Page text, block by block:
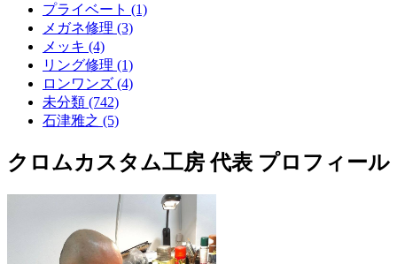
プライベート (1)
メガネ修理 (3)
メッキ (4)
リング修理 (1)
ロンワンズ (4)
未分類 (742)
石津雅之 (5)
クロムカスタム工房 代表 プロフィール